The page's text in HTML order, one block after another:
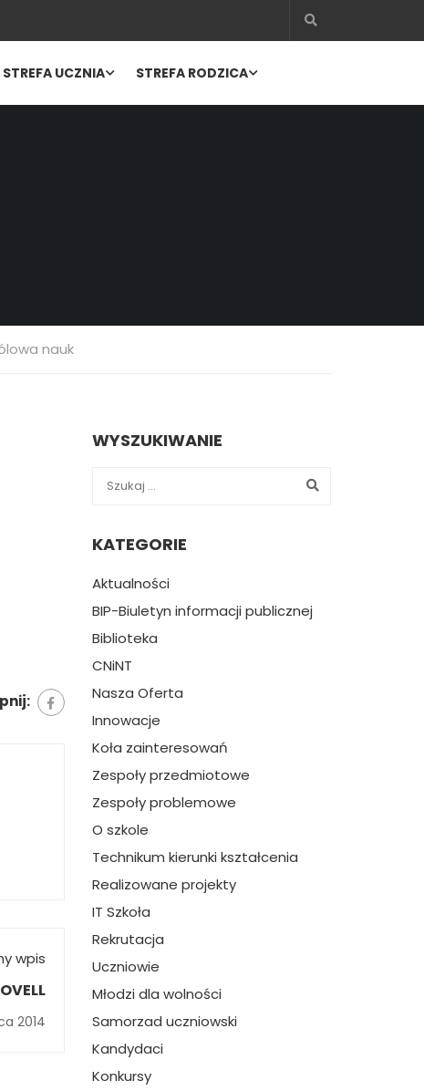
STREFA UCZNIA STREFA RODZICA
nauk
wpis
2014
WYSZUKIWANIE
KATEGORIE
Aktualności
BIP-Biuletyn informacji publicznej
Biblioteka
CNiNT
Nasza Oferta
Innowacje
Koła zainteresowań
Zespoły przedmiotowe
Zespoły problemowe
O szkole
Technikum kierunki kształcenia
Realizowane projekty
IT Szkoła
Rekrutacja
Uczniowie
Młodzi dla wolności
Samorzad uczniowski
Kandydaci
Konkursy